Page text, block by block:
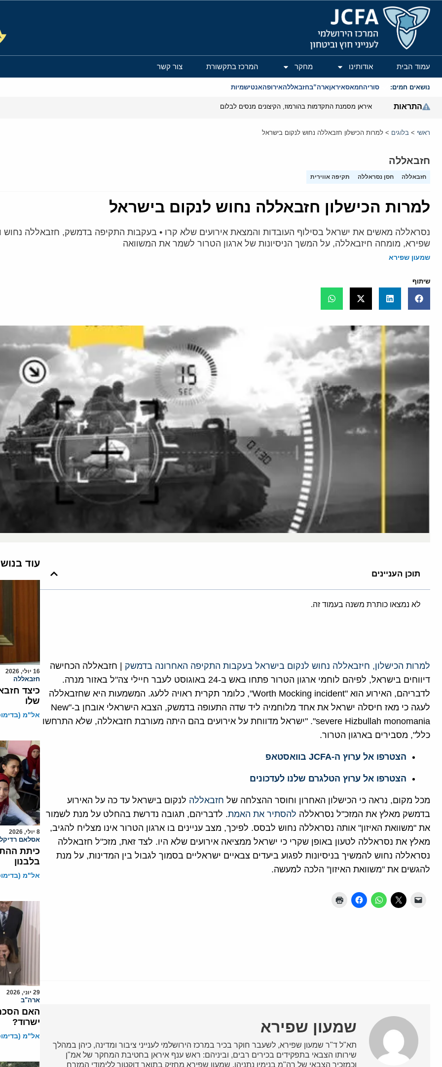
המרכז הירושלמי לענייני חוץ וביטחון
עמוד הבית אודותינו מחקר המרכז בתקשורת צור קשר
נושאים חמים: סוריהחמאסאיראןארה”בחזבאללהאירופהאנטישמיות
התראות איראן מסמנת התקדמות בהורמוז, הקיצונים מנסים לבלום
ראשי > בלוגים > למרות הכישלון חזבאללה נחוש לנקום בישראל
חזבאללה
חזבאללה חסן נסראללה תקיפה אווירית
למרות הכישלון חזבאללה נחוש לנקום בישראל
נסראללה מאשים את ישראל בסילוף העובדות והמצאת אירועים שלא קרו • בעקבות התקיפה בדמשק, חזבאללה נחוש
שפירא, מומחה חיזבאללה, על המשך הניסיונות של ארגון הטרור לשמר את המשוואה
שמעון שפירא
שיתוף
תוכן העניינים
לא נמצאו כותרת משנה בעמוד זה.
למרות הכישלון, חיזבאללה נחוש לנקום בישראל בעקבות התקיפה האחרונה בדמשק | חזבאללה הכחישה
דיווחים בישראל, לפיהם לוחמי ארגון הטרור פתחו באש ב-24 באוגוסט לעבר חיילי צה"ל באזור מנרה.
לדבריהם, האירוע הוא "Worth Mocking incident", כלומר תקרית ראויה ללעג. המשמעות היא שחזבאללה
לעגה כי מאז חיסלה ישראל את אחד מלוחמיה ליד שדה התעופה בדמשק, הצבא הישראלי אובחן ב-"New
severe Hizbullah monomania". "ישראל מדווחת על אירועים בהם היתה מעורבת חזבאללה, שלא התרחשו
כלל", מסבירים בארגון הטרור.
הצטרפו אל ערוץ ה-JCFA בוואסטאפ
הצטרפו אל ערוץ הטלגרם שלנו לעדכונים
מכל מקום, נראה כי הכישלון האחרון וחוסר ההצלחה של חזבאללה לנקום בישראל עד כה על האירוע
בדמשק מאלץ את המזכ"ל נסראללה להסתיר את האמת. לדבריהם, תגובה נדרשת בהחלט על מנת לשמור
את "משוואת האיזון" אותה נסראללה נחוש לבסס. לפיכך, מצב עניינים בו ארגון הטרור אינו מצליח להגיב,
מאלץ את נסראללה לטעון באופן שקרי כי ישראל ממציאה אירועים שלא היו. לצד זאת, מזכ"ל חזבאללה
נסראללה נחוש להמשיך בניסיונות לפגוע ביעדים צבאיים ישראליים בסמוך לגבול בין המדינות, על מנת
להגשים את "משוואת האיזון" הלכה למעשה.
שמעון שפירא
תא"ל ד"ר שמעון שפירא, לשעבר חוקר בכיר במרכז הירושלמי לענייני ציבור ומדינה, כיהן במהלך
שירותו הצבאי בתפקידים בכירים רבים, וביניהם: ראש ענף איראן בחטיבת המחקר של אמ"ן
וכמזכיר הצבאי של רה"מ בנימין נתניהו. שמעון שפירא מחזיק בתואר דוקטור ללימודי המזרח
עוד
16 יולי, 2026
חזבאללה
כיצד
שלו
אל"מ
8 יולי, 2026
אסלאם
כיתת
בלבנון
אל"מ
29 יוני, 2026
ארה"ב
האם
ישרוד?
אל"מ